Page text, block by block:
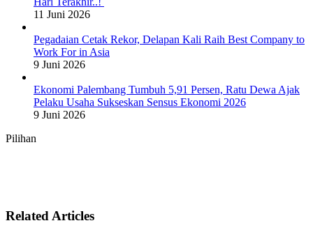
11 Juni 2026
Pegadaian Cetak Rekor, Delapan Kali Raih Best Company to
Work For in Asia
9 Juni 2026
Ekonomi Palembang Tumbuh 5,91 Persen, Ratu Dewa Ajak
Pelaku Usaha Sukseskan Sensus Ekonomi 2026
9 Juni 2026
Pilihan
Related Articles